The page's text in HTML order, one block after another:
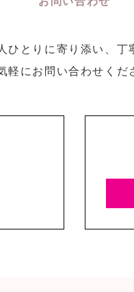
ひとりに寄り添い、丁
軽にお問い合わせくだ